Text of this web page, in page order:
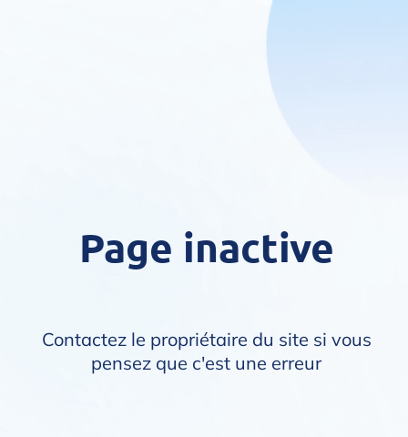
Page inactive
Contactez le propriétaire du site si vous
pensez que c'est une erreur